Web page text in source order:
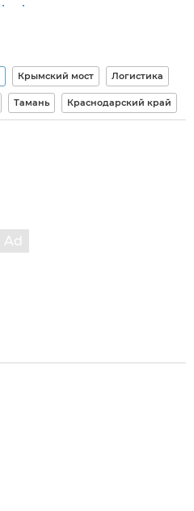
Крымский мост Логистика
Тамань Краснодарский край